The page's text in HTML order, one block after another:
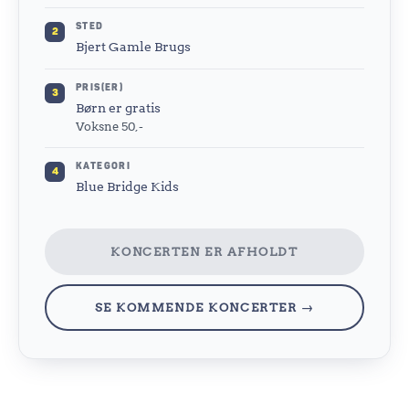
2 STED
Bjert Gamle Brugs
3 PRIS(ER)
Børn er gratis
Voksne 50,-
4 KATEGORI
Blue Bridge Kids
KONCERTEN ER AFHOLDT
SE KOMMENDE KONCERTER →